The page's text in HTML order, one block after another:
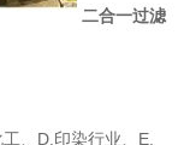
二合一过滤
、D.印染行业、E.